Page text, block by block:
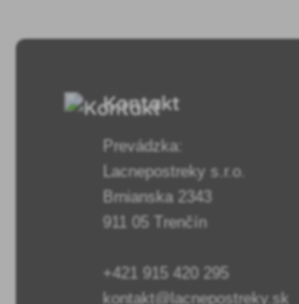
Kontakt
Prevádzka:
Lacnepostreky s.r.o.
Brnianska 2343
911 05 Trenčín
+421 915 420 295
kontakt@lacnepostreky.sk